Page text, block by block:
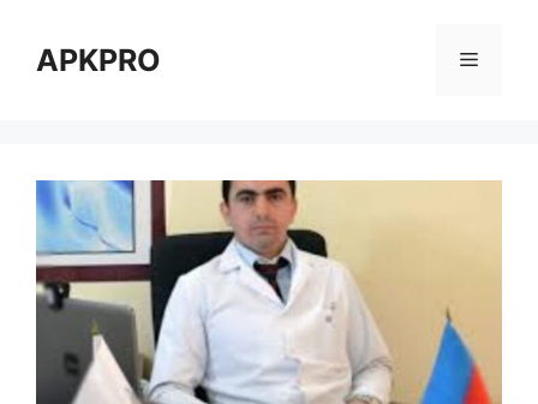
contentAPKPRO Menu